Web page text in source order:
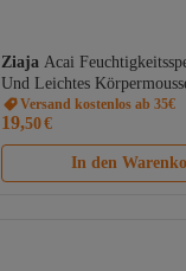
Ziaja Acai
Und Leichtes
Versand kostenlos ab 35€
19,50€
In den